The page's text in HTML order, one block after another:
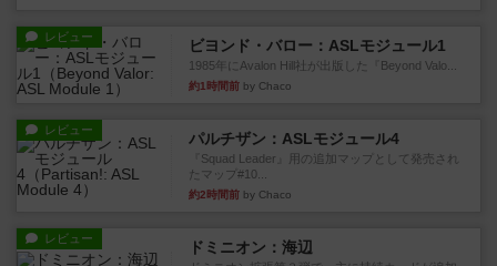
レビュー ビヨンド・バロー：ASLモジュール1
1985年にAvalon Hill社が出版した『Beyond Valo...
約1時間前 by Chaco
レビュー パルチザン：ASLモジュール4
『Squad Leader』用の追加マップとして発売され
たマップ#10...
約2時間前 by Chaco
レビュー ドミニオン：海辺